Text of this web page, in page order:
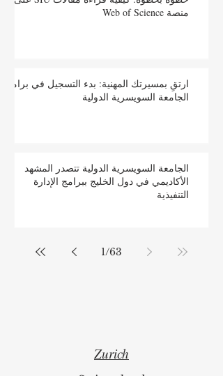
ارتقِ بمسيرتك المهنية: بدء التسجيل في برامج
الجامعة السويسرية الدولية
1/63